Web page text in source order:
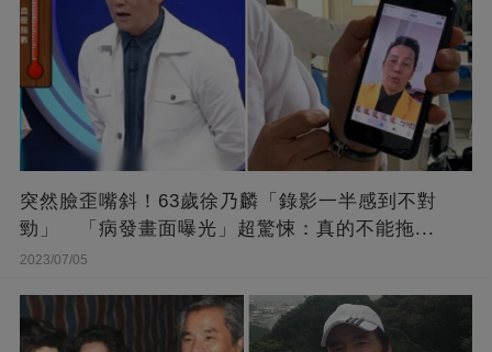
突然臉歪嘴斜！63歲徐乃麟「錄影一半感到不對
勁」 「病發畫面曝光」超驚悚：真的不能拖...
2023/07/05